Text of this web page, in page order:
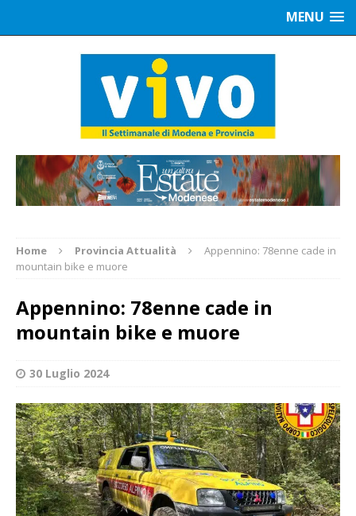
MENU
Home Provincia Attualità
Appennino: 78enne cade in
mountain bike e muore
Appennino: 78enne cade in
mountain bike e muore
30 Luglio 2024